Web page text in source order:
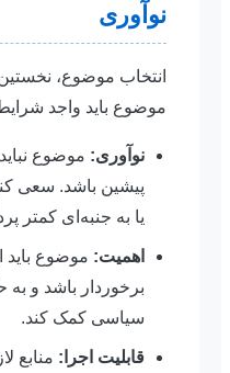
نوآوری
انتخاب موضوع،
موضوع باید واجد
نوآوری: موضوع
پیشین باشد. سعی
یا به جنبه‌ای کمتر
اهمیت: موضوع باید
برخوردار باشد و
سیاسی کمک کند.
قابلیت اجرا: منابع